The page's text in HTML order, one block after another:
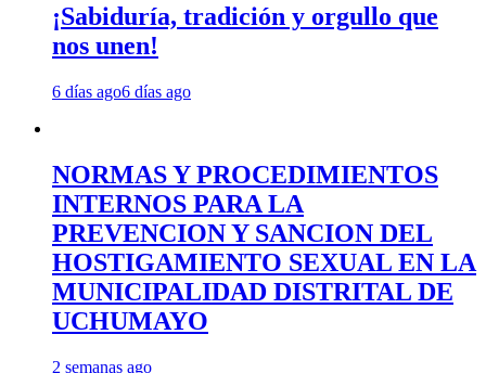
¡Sabiduría, tradición y orgullo que
nos unen!
6 días ago6 días ago
NORMAS Y PROCEDIMIENTOS
INTERNOS PARA LA
PREVENCION Y SANCION DEL
HOSTIGAMIENTO SEXUAL EN LA
MUNICIPALIDAD DISTRITAL DE
UCHUMAYO
2 semanas ago